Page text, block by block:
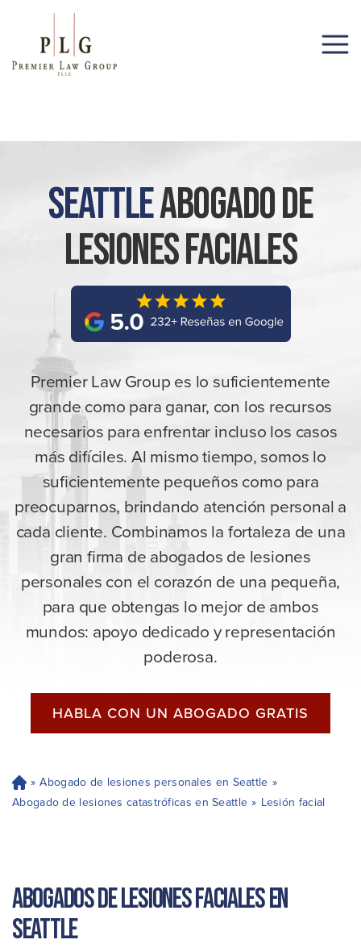
SeattleAbogado De
Lesiones Faciales
Premier Law Group es lo suficientemente
grande como para ganar, con los recursos
necesarios para enfrentar incluso los casos
más difíciles. Al mismo tiempo, somos lo
suficientemente pequeños como para
preocuparnos, brindando atención personal a
cada cliente. Combinamos la fortaleza de una
gran firma de abogados de lesiones
personales con el corazón de una pequeña,
para que obtengas lo mejor de ambos
mundos: apoyo dedicado y representación
poderosa.
HABLA CON UN ABOGADO GRATIS
H
og
» Abogado de lesiones personales en Seattle »
Abogado de lesiones catastróficas en Seattle » Lesión facial
Abogados de lesiones faciales en
Seattle